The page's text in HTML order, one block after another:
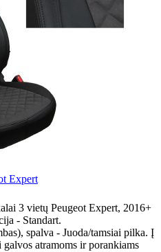
Expert
3 vietų Peugeot Expert, 2016+
- Standart.
spalva - Juoda/tamsiai pilka. Į
atramoms ir porankiams